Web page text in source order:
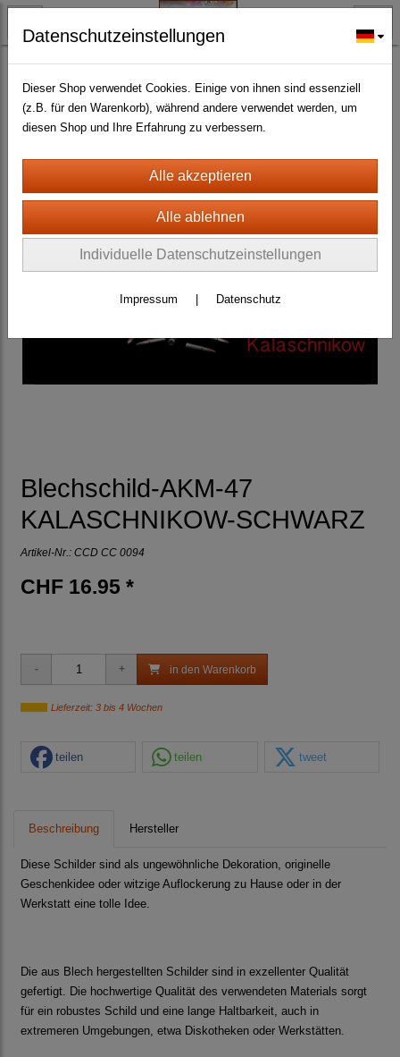
BLECH- + HOLZSCHILDER-MAGNETE
BLECHSCHILDER CA. 20 X 30 CM
Diverse (463)
Blechschild-AKM-47
KALASCHNIKOW-SCHWARZ
Artikel-Nr.: CCD CC 0094
CHF 16.95 *
in den Warenkorb
Lieferzeit: 3 bis 4 Wochen
teilen teilen tweet
Beschreibung Hersteller
Diese Schilder sind als ungewöhnliche Dekoration, originelle
Geschenkidee oder witzige Auflockerung zu Hause oder in der
Werkstatt eine tolle Idee.
Die aus Blech hergestellten Schilder sind in exzellenter Qualität
gefertigt. Die hochwertige Qualität des verwendeten Materials sorgt
für ein robustes Schild und eine lange Haltbarkeit, auch in
extremeren Umgebungen, etwa Diskotheken oder Werkstätten.
Datenschutzeinstellungen
Dieser Shop verwendet Cookies. Einige von ihnen sind essenziell
(z.B. für den Warenkorb), während andere verwendet werden, um
diesen Shop und Ihre Erfahrung zu verbessern.
Individuelle Datenschutzeinstellungen
Impressum Datenschutz